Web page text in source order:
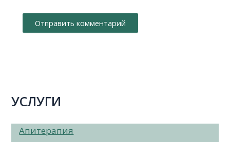
УСЛУГИ
Апитерапия